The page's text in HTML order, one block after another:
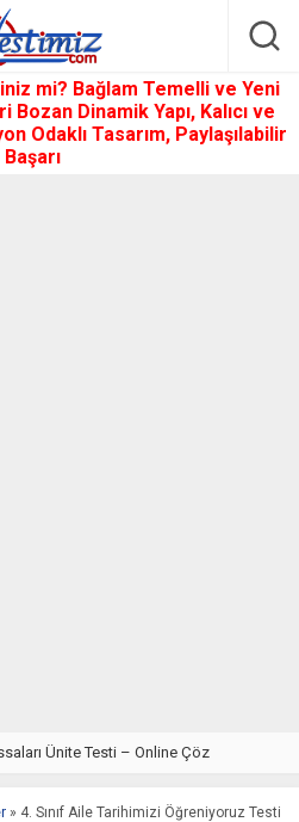
mi? Bağlam Temelli ve Yeni
Dinamik Yapı, Kalıcı ve
Odaklı Tasarım, Paylaşılabilir
Başarı
Ünite Testi – Online Çöz
» 4. Sınıf Aile Tarihimizi Öğreniyoruz Testi